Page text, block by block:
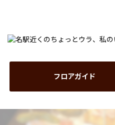
フロアガイド